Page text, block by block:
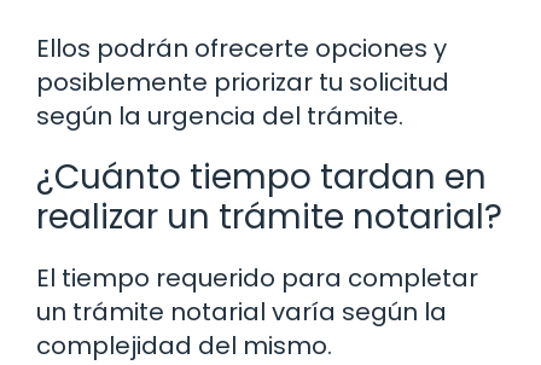
Ellos podrán ofrecerte opciones y
posiblemente priorizar tu solicitud
según la urgencia del trámite.
¿Cuánto tiempo tardan en
realizar un trámite notarial?
El tiempo requerido para completar
un trámite notarial varía según la
complejidad del mismo.